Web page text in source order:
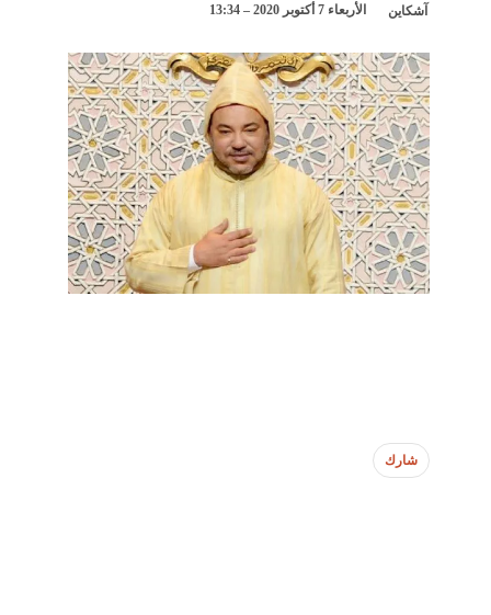
آشكاين الأربعاء 7 أكتوبر 2020 – 13:34
شارك